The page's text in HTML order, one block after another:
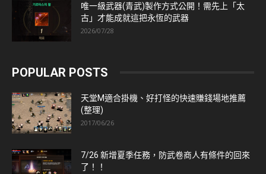
唯一級武器(青武)製作方式公開！需先上「太
古」才能成就這把永恆的武器
2026/07/28
POPULAR POSTS
天堂M適合掛機、好打怪的快速賺錢場地推薦
(整理)
2017/06/26
7/26 新增夏季任務，防武卷商人有條件的回來
了！！